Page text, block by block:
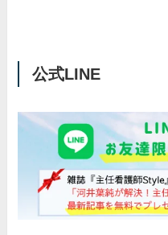
公式LINE